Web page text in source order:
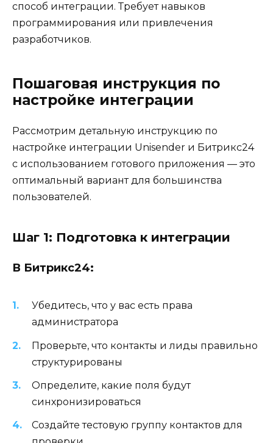
способ интеграции. Требует навыков
программирования или привлечения
разработчиков.
Пошаговая инструкция по
настройке интеграции
Рассмотрим детальную инструкцию по
настройке интеграции Unisender и Битрикс24
с использованием готового приложения — это
оптимальный вариант для большинства
пользователей.
Шаг 1: Подготовка к интеграции
В Битрикс24:
Убедитесь, что у вас есть права
администратора
Проверьте, что контакты и лиды правильно
структурированы
Определите, какие поля будут
синхронизироваться
Создайте тестовую группу контактов для